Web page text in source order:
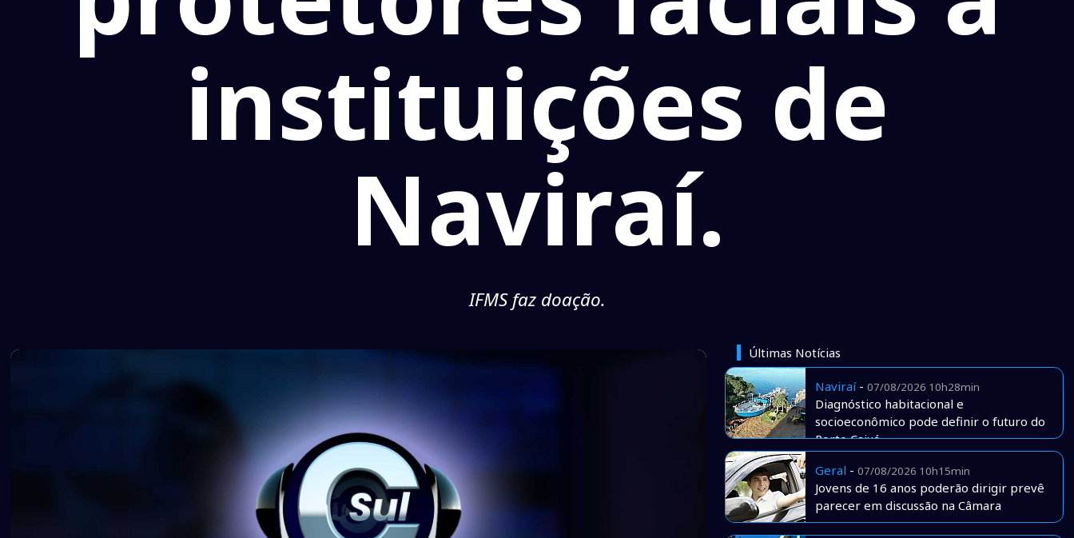
instituições de
Naviraí.
IFMS faz doação.
Últimas Notícias
Naviraí- 07/08/2026 10h28min
Diagnóstico habitacional e
socioeconômico pode definir o futuro do
Porto Caiuá
Geral - 07/08/2026 10h15min
Jovens de 16 anos poderão dirigir prevê
parecer em discussão na Câmara